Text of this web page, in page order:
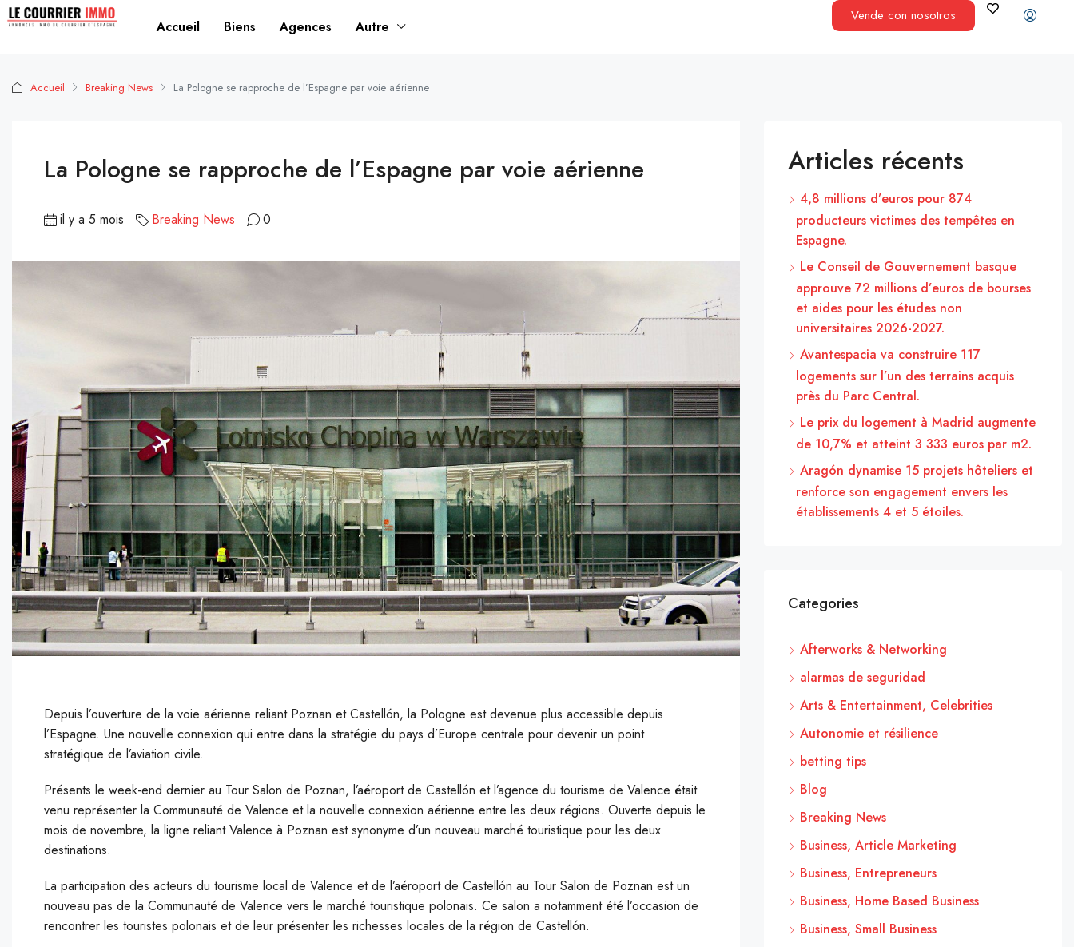
Accueil Biens Agences Autre
Vende con nosotros
Accueil Breaking News La Pologne se rapproche de l’Espagne par voie aérienne
La Pologne se rapproche de l’Espagne par voie aérienne
il y a 5 mois Breaking News 0
Depuis l’ouverture de la voie aérienne reliant Poznan et Castellón, la Pologne est devenue plus accessible depuis
l’Espagne. Une nouvelle connexion qui entre dans la stratégie du pays d’Europe centrale pour devenir un point
stratégique de l’aviation civile.
Présents le week-end dernier au Tour Salon de Poznan, l’aéroport de Castellón et l’agence du tourisme de Valence était
venu représenter la Communauté de Valence et la nouvelle connexion aérienne entre les deux régions. Ouverte depuis le
mois de novembre, la ligne reliant Valence à Poznan est synonyme d’un nouveau marché touristique pour les deux
destinations.
La participation des acteurs du tourisme local de Valence et de l’aéroport de Castellón au Tour Salon de Poznan est un
nouveau pas de la Communauté de Valence vers le marché touristique polonais. Ce salon a notamment été l’occasion de
rencontrer les touristes polonais et de leur présenter les richesses locales de la région de Castellón.
Articles récents
4,8 millions d’euros pour 874
producteurs victimes des tempêtes en
Espagne.
Le Conseil de Gouvernement basque
approuve 72 millions d’euros de bourses
et aides pour les études non
universitaires 2026-2027.
Avantespacia va construire 117
logements sur l’un des terrains acquis
près du Parc Central.
Le prix du logement à Madrid augmente
de 10,7% et atteint 3 333 euros par m2.
Aragón dynamise 15 projets hôteliers et
renforce son engagement envers les
établissements 4 et 5 étoiles.
Categories
Afterworks & Networking
alarmas de seguridad
Arts & Entertainment, Celebrities
Autonomie et résilience
betting tips
Blog
Breaking News
Business, Article Marketing
Business, Entrepreneurs
Business, Home Based Business
Business, Small Business